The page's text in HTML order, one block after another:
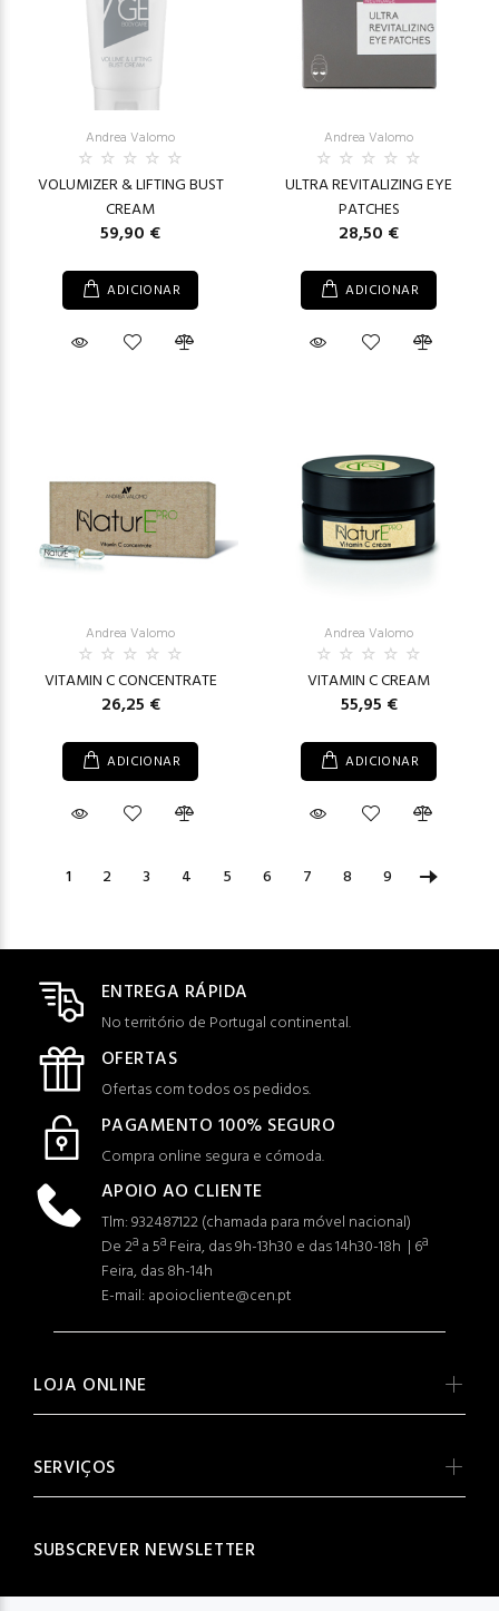
Andrea Valomo
VOLUMIZER & LIFTING BUST
CREAM
59,90 €
ADICIONAR
Andrea Valomo
ULTRA REVITALIZING EYE
PATCHES
28,50 €
ADICIONAR
Andrea Valomo
VITAMIN C CONCENTRATE
26,25 €
ADICIONAR
Andrea Valomo
VITAMIN C CREAM
55,95 €
ADICIONAR
1 2 3 4 5 6 7 8 9
ENTREGA RÁPIDA
No território de Portugal continental.
OFERTAS
Ofertas com todos os pedidos.
PAGAMENTO 100% SEGURO
Compra online segura e cómoda.
APOIO AO CLIENTE
Tlm: 932487122 (chamada para móvel nacional)
De 2ª a 5ª Feira, das 9h-13h30 e das 14h30-18h | 6ª
Feira, das 8h-14h
E-mail: apoiocliente@cen.pt
LOJA ONLINE
SERVIÇOS
SUBSCREVER NEWSLETTER